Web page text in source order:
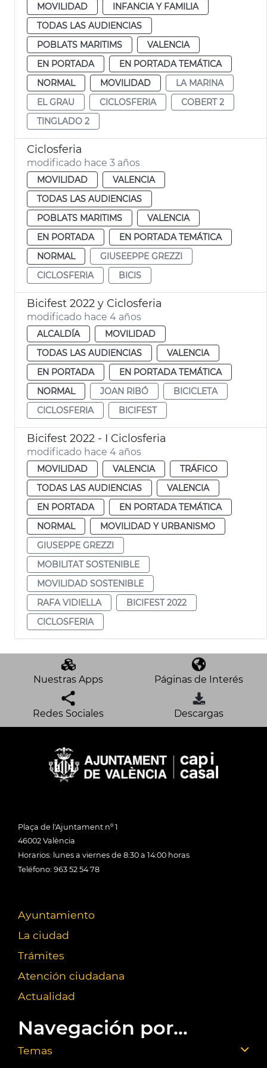
MOVILIDAD
INFANCIA Y FAMILIA
TODAS LAS AUDIENCIAS
POBLATS MARITIMS
VALENCIA
EN PORTADA
EN PORTADA TEMÁTICA
NORMAL
MOVILIDAD
LA MARINA
EL GRAU
CICLOSFERIA
COBERT 2
TINGLADO 2
Ciclosferia
modificado hace 3 años
MOVILIDAD
VALENCIA
TODAS LAS AUDIENCIAS
POBLATS MARITIMS
VALENCIA
EN PORTADA
EN PORTADA TEMÁTICA
NORMAL
GIUSEEPPE GREZZI
CICLOSFERIA
BICIS
Bicifest 2022 y Ciclosferia
modificado hace 4 años
ALCALDÍA
MOVILIDAD
TODAS LAS AUDIENCIAS
VALENCIA
EN PORTADA
EN PORTADA TEMÁTICA
NORMAL
JOAN RIBÓ
BICICLETA
CICLOSFERIA
BICIFEST
Bicifest 2022 - I Ciclosferia
modificado hace 4 años
MOVILIDAD VALENCIA
TRÁFICO
TODAS LAS AUDIENCIAS
VALENCIA
EN PORTADA
EN PORTADA TEMÁTICA
NORMAL
MOVILIDAD Y URBANISMO
GIUSEPPE GREZZI
MOBILITAT SOSTENIBLE
MOVILIDAD SOSTENIBLE
RAFA VIDIELLA
BICIFEST 2022
CICLOSFERIA
Nuestras Apps Páginas de Interés
Redes Sociales Descargas
Plaça de l'Ajuntament nº 1
46002 València
Horarios: lunes a viernes de 8:30 a 14:00 horas
Teléfono: 963 52 54 78
Ayuntamiento
La ciudad
Trámites
Atención ciudadana
Actualidad
Navegación por...
Temas